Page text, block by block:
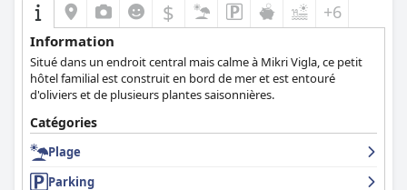
$ +6
Information
Situé dans un endroit central mais calme à Mikri Vigla, ce petit
hôtel familial est construit en bord de mer et est entouré
d'oliviers et de plusieurs plantes saisonnières.
Catégories
Plage
Parking